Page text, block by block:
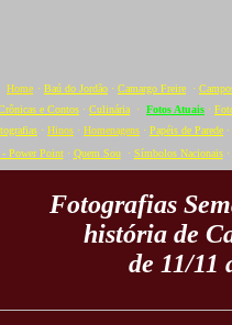
Home · Baú do Jordão · Camargo Freire ·
e Contos · Culinária · Fotos Atuais ·
· Hinos · Homenagens · Papéis de Parede ·
- Power Point· Quem Sou· Símbolos Nacionais·
Fotografias
história de
de 11/11